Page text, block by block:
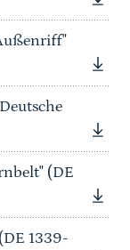
(DE
1339-